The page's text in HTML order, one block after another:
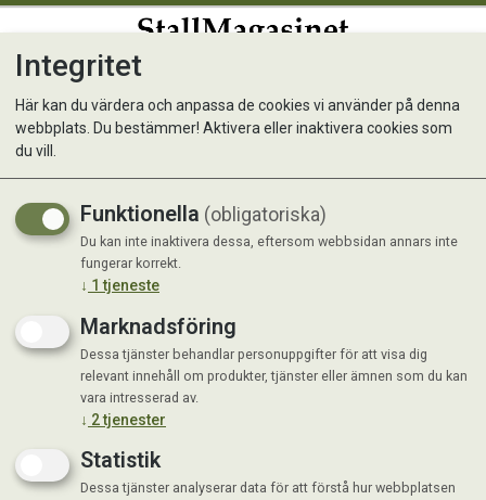
Ever Clean Extra Str.
Clumping Unscented 10L
Integritet
Här kan du värdera och anpassa de cookies vi använder på denna
webbplats. Du bestämmer! Aktivera eller inaktivera cookies som
du vill.
Funktionella (obligatoriska)
Du kan inte inaktivera dessa, eftersom webbsidan annars inte
fungerar korrekt.
↓ 1 tjeneste
Marknadsföring
Dessa tjänster behandlar personuppgifter för att visa dig
relevant innehåll om produkter, tjänster eller ämnen som du kan
vara intresserad av.
↓ 2tjenester
Statistik
Dessa tjänster analyserar data för att förstå hur webbplatsen